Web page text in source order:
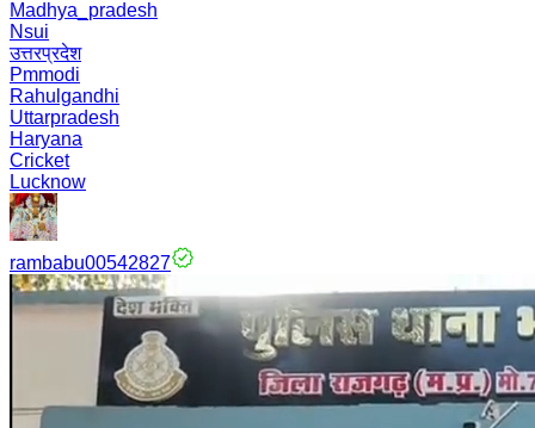
Madhya_pradesh
Nsui
उत्तरप्रदेश
Pmmodi
Rahulgandhi
Uttarpradesh
Haryana
Cricket
Lucknow
rambabu00542827